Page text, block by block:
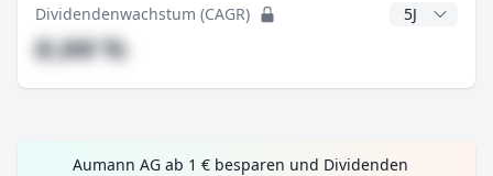
Dividendenwachstum (CAGR) CAGR Jahre
#,## %
Aumann AG ab 1 € besparen und Dividenden